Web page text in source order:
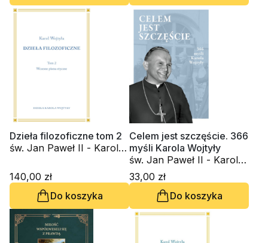
Dzieła filozoficzne tom 2
św. Jan Paweł II - Karol
140,00 zł
Do koszyka
Celem jest szczęście. 366
myśli Karola Wojtyły
św. Jan Paweł II - Karol
Wojtyła
33,00 zł
Do koszyka